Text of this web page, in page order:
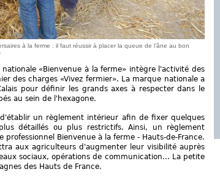
à la ferme : il faut réussir à placer la queue de l’âne au bon
«Bienvenue à la ferme» intègre l'activité des
des charges «Vivez fermier». La marque nationale a
pour définir les grands axes à respecter dans le
au sein de l'hexagone.
un règlement intérieur afin de fixer quelques
détaillés ou plus restrictifs. Ainsi, un règlement
Bienvenue à la ferme - Hauts-de-France.
aux agriculteurs d'augmenter leur visibilité auprès
sociaux, opérations de communication... La petite
des Hauts de France.